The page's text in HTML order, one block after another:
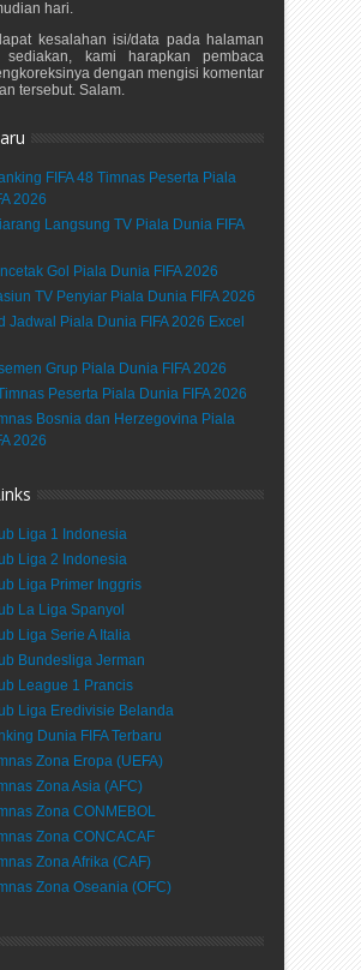
hari.
kesalahan isi/data pada halaman
kami harapkan pembaca
dengan mengisi komentar
tersebut. Salam.
FIFA 48 Timnas Peserta Piala
2026
Langsung TV Piala Dunia FIFA
Gol Piala Dunia FIFA 2026
TV Penyiar Piala Dunia FIFA 2026
Jadwal Piala Dunia FIFA 2026 Excel
Grup Piala Dunia FIFA 2026
Peserta Piala Dunia FIFA 2026
Bosnia dan Herzegovina Piala
2026
Liga 1 Indonesia
Liga 2 Indonesia
Liga Primer Inggris
La Liga Spanyol
Liga Serie A Italia
Bundesliga Jerman
League 1 Prancis
Liga Eredivisie Belanda
Dunia FIFA Terbaru
Zona Eropa (UEFA)
Zona Asia (AFC)
Zona CONMEBOL
Zona CONCACAF
Zona Afrika (CAF)
Zona Oseania (OFC)